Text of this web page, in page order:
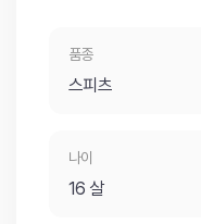
품종
스피츠
나이
16 살